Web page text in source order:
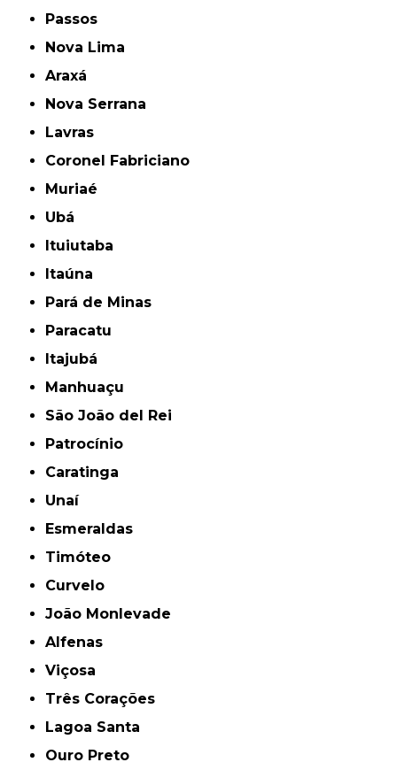
Passos
Nova Lima
Araxá
Nova Serrana
Lavras
Coronel Fabriciano
Muriaé
Ubá
Ituiutaba
Itaúna
Pará de Minas
Paracatu
Itajubá
Manhuaçu
São João del Rei
Patrocínio
Caratinga
Unaí
Esmeraldas
Timóteo
Curvelo
João Monlevade
Alfenas
Viçosa
Três Corações
Lagoa Santa
Ouro Preto